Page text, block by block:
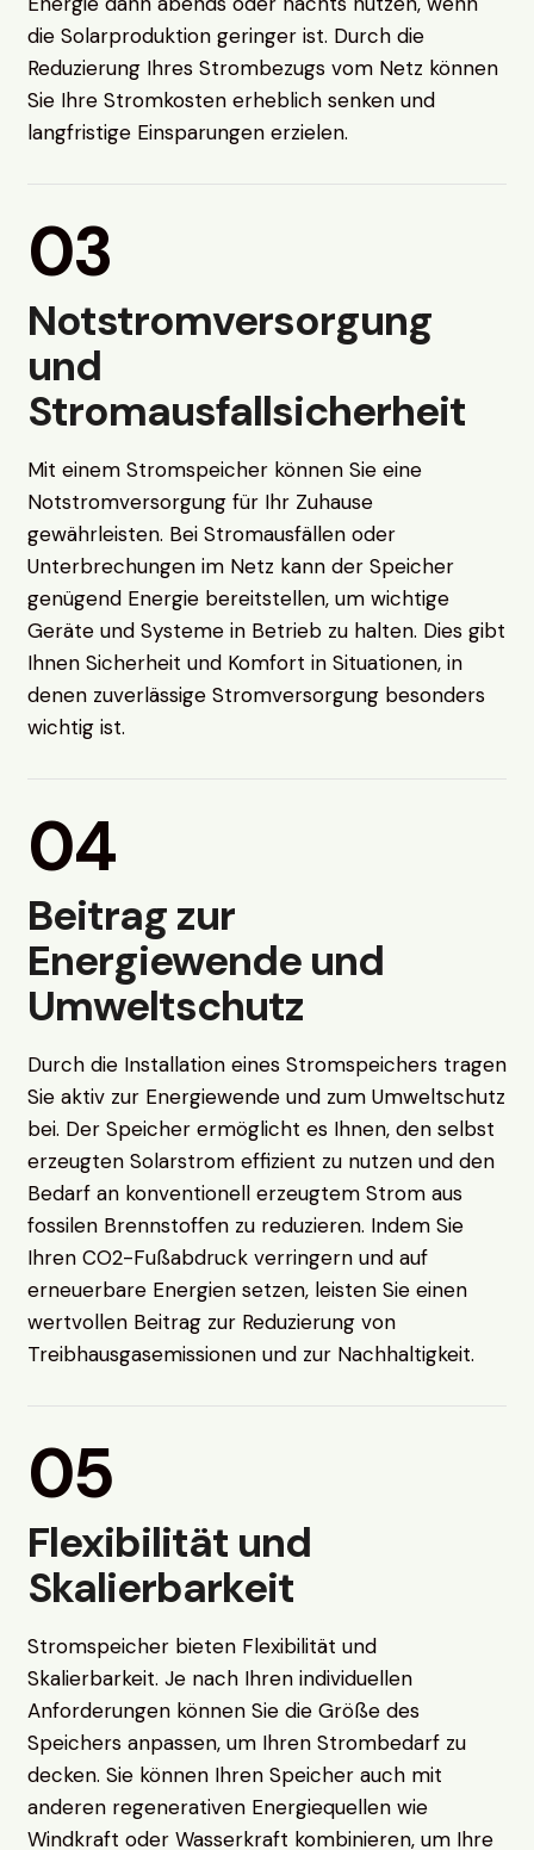
die Solarproduktion geringer ist. Durch die
Reduzierung Ihres Strombezugs vom Netz können
Sie Ihre Stromkosten erheblich senken und
langfristige Einsparungen erzielen.
03
Notstromversorgung
und
Stromausfallsicherheit
Mit einem Stromspeicher können Sie eine
Notstromversorgung für Ihr Zuhause
gewährleisten. Bei Stromausfällen oder
Unterbrechungen im Netz kann der Speicher
genügend Energie bereitstellen, um wichtige
Geräte und Systeme in Betrieb zu halten. Dies gibt
Ihnen Sicherheit und Komfort in Situationen, in
denen zuverlässige Stromversorgung besonders
wichtig ist.
04
Beitrag zur
Energiewende und
Umweltschutz
Durch die Installation eines Stromspeichers tragen
Sie aktiv zur Energiewende und zum Umweltschutz
bei. Der Speicher ermöglicht es Ihnen, den selbst
erzeugten Solarstrom effizient zu nutzen und den
Bedarf an konventionell erzeugtem Strom aus
fossilen Brennstoffen zu reduzieren. Indem Sie
Ihren CO2-Fußabdruck verringern und auf
erneuerbare Energien setzen, leisten Sie einen
wertvollen Beitrag zur Reduzierung von
Treibhausgasemissionen und zur Nachhaltigkeit.
05
Flexibilität und
Skalierbarkeit
Stromspeicher bieten Flexibilität und
Skalierbarkeit. Je nach Ihren individuellen
Anforderungen können Sie die Größe des
Speichers anpassen, um Ihren Strombedarf zu
decken. Sie können Ihren Speicher auch mit
anderen regenerativen Energiequellen wie
Windkraft oder Wasserkraft kombinieren, um Ihre